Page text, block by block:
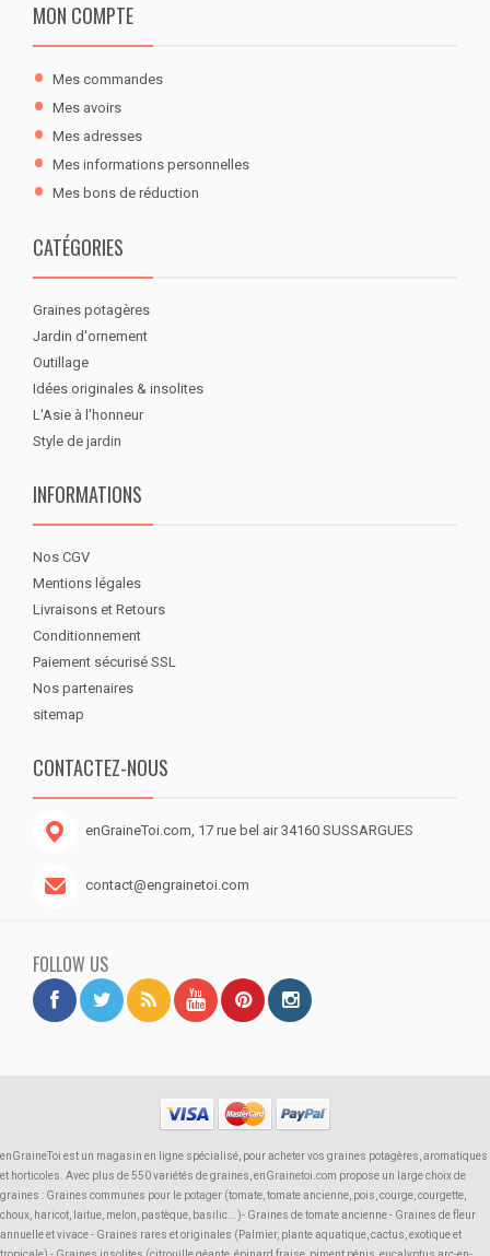
MON COMPTE
Mes commandes
Mes avoirs
Mes adresses
Mes informations personnelles
Mes bons de réduction
CATÉGORIES
Graines potagères
Jardin d'ornement
Outillage
Idées originales & insolites
L'Asie à l'honneur
Style de jardin
INFORMATIONS
Nos CGV
Mentions légales
Livraisons et Retours
Conditionnement
Paiement sécurisé SSL
Nos partenaires
sitemap
CONTACTEZ-NOUS
enGraineToi.com, 17 rue bel air 34160 SUSSARGUES
contact@engrainetoi.com
FOLLOW US
enGraineToi est un magasin en ligne spécialisé, pour acheter vos graines potagères, aromatiques
et horticoles. Avec plus de 550 variétés de graines, enGrainetoi.com propose un large choix de
graines : Graines communes pour le potager (tomate, tomate ancienne, pois, courge, courgette,
choux, haricot, laitue, melon, pastèque, basilic...)- Graines de tomate ancienne - Graines de fleur
annuelle et vivace - Graines rares et originales (Palmier, plante aquatique, cactus, exotique et